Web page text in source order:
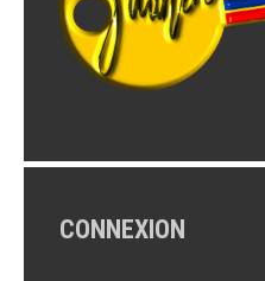
CONNEXION